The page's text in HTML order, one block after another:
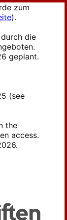
zum
).
die
geplant.
(see
the
access.